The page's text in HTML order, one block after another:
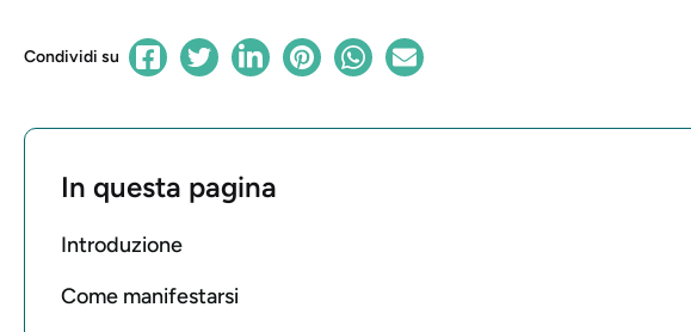
Condividi su
In questa pagina
Introduzione
Come manifestarsi